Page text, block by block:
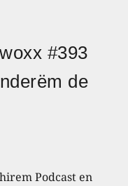
#393
de
Podcast en